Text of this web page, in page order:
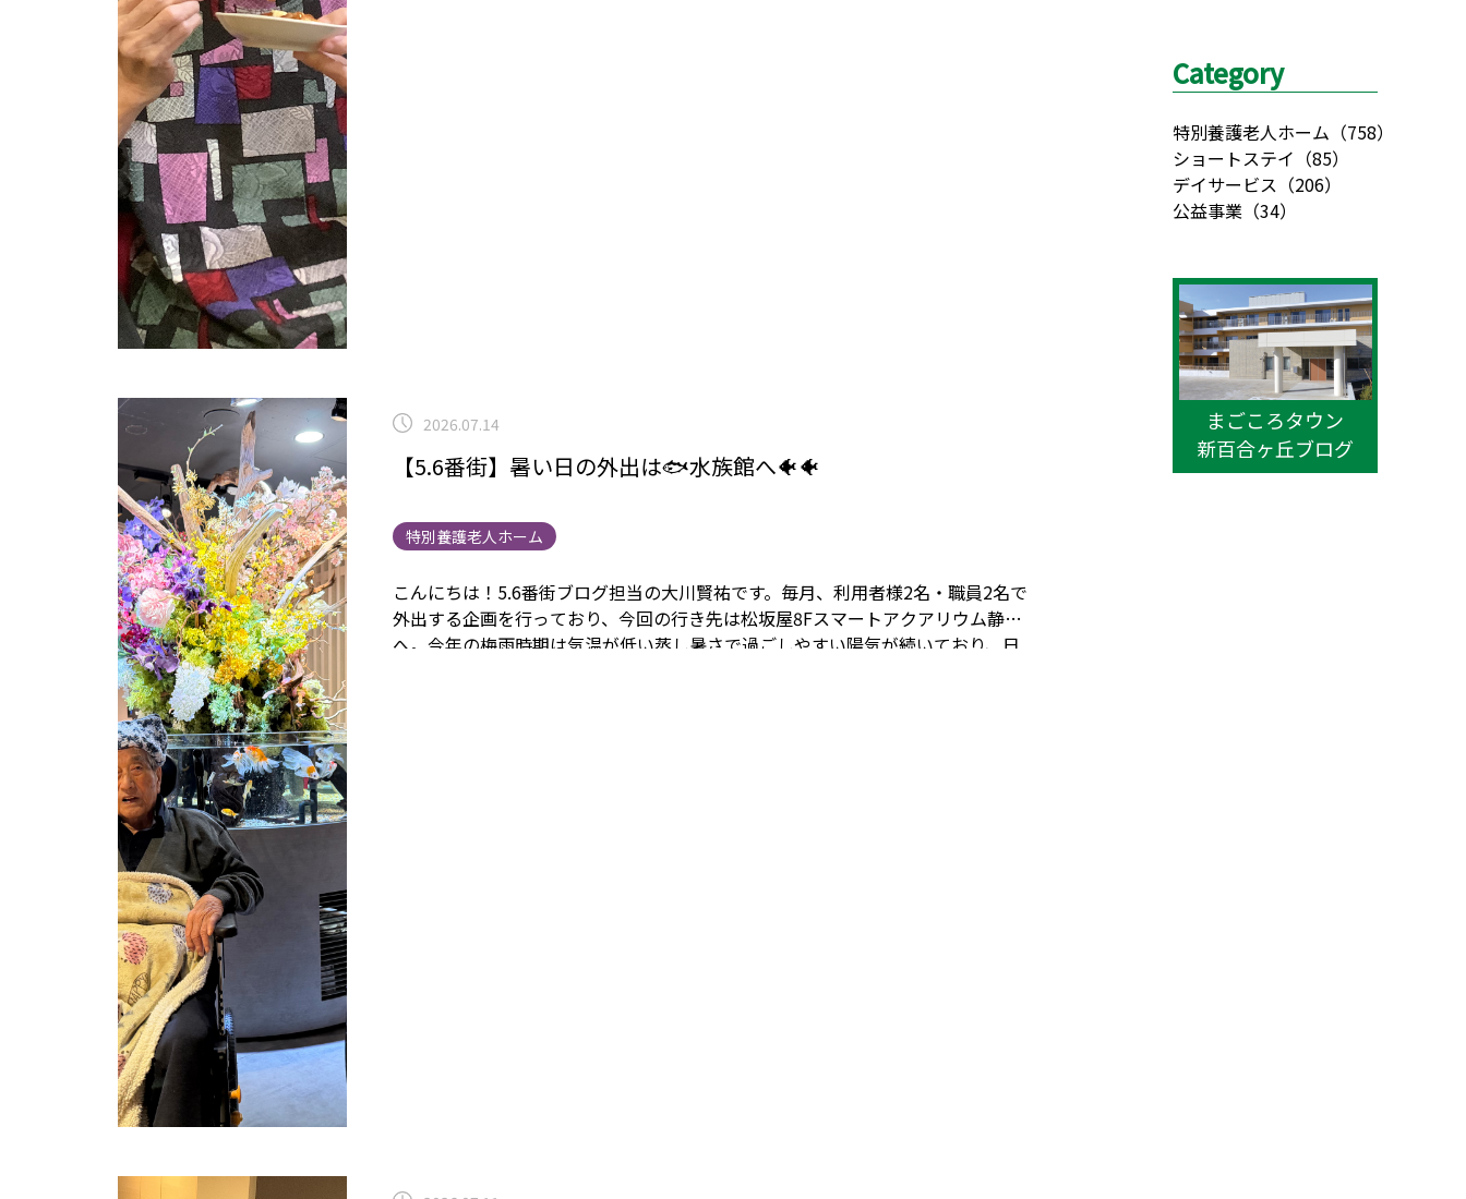
2026.07.14
【5.6番街】暑い日の外出は🐟水族館へ🐠🐠
特別養護老人ホーム
こんにちは！5.6番街ブログ担当の大川賢祐です。 毎月、利用者様2名・職員2名で
外出する企画を行っており、今回の行き先は松坂屋8Fスマートアクアリウム静岡
へ。 今年の梅雨時期は気温が低い蒸し暑さで過ごしやすい陽気が続いており、日
Category
特別養護老人ホーム （758）
ショートステイ （85）
デイサービス （206）
公益事業 （34）
まごころタウン
新百合ヶ丘ブログ